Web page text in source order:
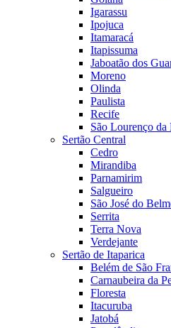
Igarassu
Ipojuca
Itamaracá
Itapissuma
Jaboatão dos
Moreno
Olinda
Paulista
Recife
São Lourenço da
Sertão Central
Cedro
Mirandiba
Parnamirim
Salgueiro
São José do
Serrita
Terra Nova
Verdejante
Sertão de Itaparica
Belém de São
Carnaubeira da
Floresta
Itacuruba
Jatobá